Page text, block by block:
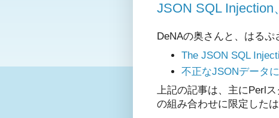
JSON SQL
DeNAの奥さんと、はるぷ
The JSON SQL
不正なJSONデータ
上記の記事は、主にPerl
の組み合わせに限定した